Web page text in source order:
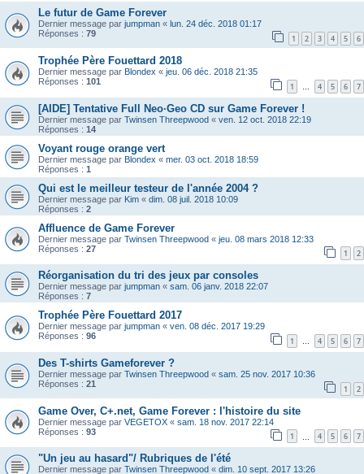
Le futur de Game Forever
Dernier message par jumpman « lun. 24 déc. 2018 01:17
Réponses : 79 1 2 3 4 5 6
Trophée Père Fouettard 2018
Dernier message par Blondex « jeu. 06 déc. 2018 21:35
Réponses : 101 1 … 4 5 6 7
[AIDE] Tentative Full Neo·Geo CD sur Game Forever !
Dernier message par Twinsen Threepwood « ven. 12 oct. 2018 22:19
Réponses : 14
Voyant rouge orange vert
Dernier message par Blondex « mer. 03 oct. 2018 18:59
Réponses : 1
Qui est le meilleur testeur de l'année 2004 ?
Dernier message par Kim « dim. 08 juil. 2018 10:09
Réponses : 2
Affluence de Game Forever
Dernier message par Twinsen Threepwood « jeu. 08 mars 2018 12:33
Réponses : 27 1 2
Réorganisation du tri des jeux par consoles
Dernier message par jumpman « sam. 06 janv. 2018 22:07
Réponses : 7
Trophée Père Fouettard 2017
Dernier message par jumpman « ven. 08 déc. 2017 19:29
Réponses : 96 1 … 4 5 6 7
Des T-shirts Gameforever ?
Dernier message par Twinsen Threepwood « sam. 25 nov. 2017 10:36
Réponses : 21 1 2
Game Over, C+.net, Game Forever : l'histoire du site
Dernier message par VEGETOX « sam. 18 nov. 2017 22:14
Réponses : 93 1 4 5 6 7
"Un jeu au hasard"/ Rubriques de l'été
Dernier message par Twinsen Threepwood « dim. 10 sept. 2017 13:26